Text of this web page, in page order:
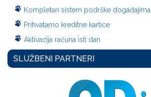
Kompletan sistem podrške događajima
Prihvatamo kreditne kartice
Aktivacija računa isti dan
SLUŽBENI PARTNERI